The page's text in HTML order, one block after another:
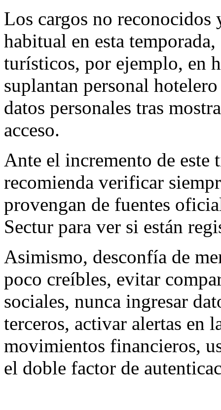
Los cargos no reconocidos
habitual en esta
turísticos, por ejemplo, en
suplantan personal
datos personales tras
acceso.
Ante el incremento de este
recomienda verificar
provengan de fuentes
Sectur para ver si están
Asimismo, desconfía de
poco creíbles, evitar
sociales, nunca ingresar
terceros, activar alertas en
movimientos financieros,
el doble factor de